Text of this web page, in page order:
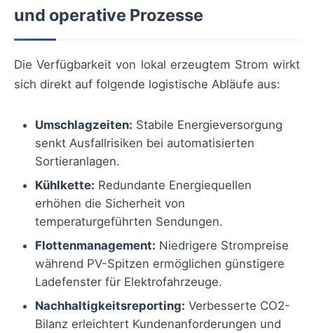
und operative Prozesse
Die Verfügbarkeit von lokal erzeugtem Strom wirkt
sich direkt auf folgende logistische Abläufe aus:
Umschlagzeiten: Stabile Energieversorgung
senkt Ausfallrisiken bei automatisierten
Sortieranlagen.
Kühlkette: Redundante Energiequellen
erhöhen die Sicherheit von
temperaturgeführten Sendungen.
Flottenmanagement: Niedrigere Strompreise
während PV-Spitzen ermöglichen günstigere
Ladefenster für Elektrofahrzeuge.
Nachhaltigkeitsreporting: Verbesserte CO2-
Bilanz erleichtert Kundenanforderungen und